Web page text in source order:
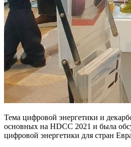
Тема цифровой энергетики и
основных на HDCC 2021 и была
цифровой энергетики для стран